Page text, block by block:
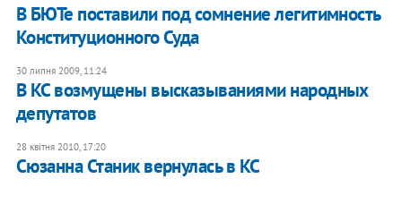
В БЮТе поставили под сомнение легитимность
Конституционного Суда
30 липня 2009, 11:24
В КС возмущены высказываниями народных
депутатов
28 квітня 2010, 17:20
Сюзанна Станик вернулась в КС